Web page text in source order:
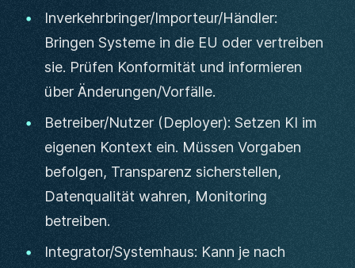
Inverkehrbringer/Importeur/Händler:
Bringen Systeme in die EU oder vertreiben
sie. Prüfen Konformität und informieren
über Änderungen/Vorfälle.
Betreiber/Nutzer (Deployer): Setzen KI im
eigenen Kontext ein. Müssen Vorgaben
befolgen, Transparenz sicherstellen,
Datenqualität wahren, Monitoring
betreiben.
Integrator/Systemhaus: Kann je nach